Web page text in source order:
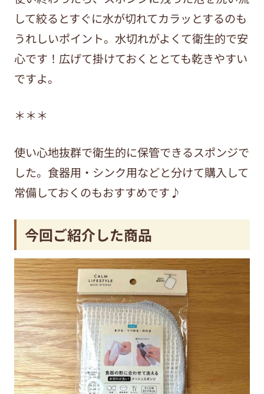
して絞るとすぐに水が切れてカラッとするのも
うれしいポイント。水切れがよくて衛生的で安
心です！広げて掛けておくととても乾きやすい
ですよ。
＊＊＊
使い心地抜群で衛生的に保管できるスポンジで
した。食器用・シンク用などと分けて購入して
常備しておくのもおすすめです♪
今回ご紹介した商品